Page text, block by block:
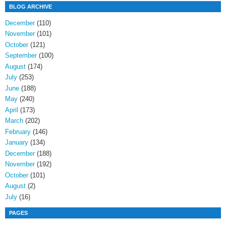
BLOG ARCHIVE
December(110)
November(101)
October(121)
September(100)
August (174)
July (253)
June (188)
May (240)
April (173)
March (202)
February (146)
January (134)
December(188)
November(192)
October(101)
August (2)
July (16)
PAGES